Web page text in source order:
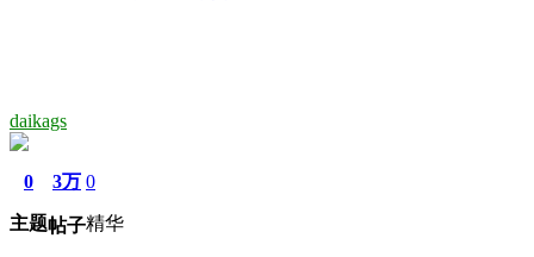
daikags
0
主题
3万
帖子
0
精华